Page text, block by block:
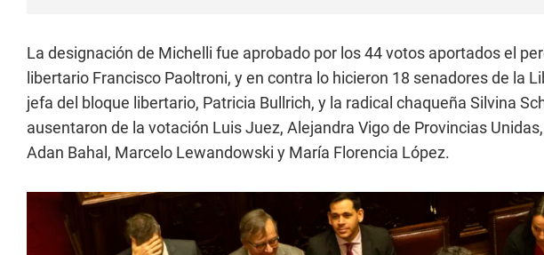
La designación de Michelli fue aprobado por los 44 votos aportados el
libertario Francisco Paoltroni, y en contra lo hicieron 18 senadores de la
jefa del bloque libertario, Patricia Bullrich, y la radical chaqueña Silvina
ausentaron de la votación Luis Juez, Alejandra Vigo de Provincias
Adan Bahal, Marcelo Lewandowski y María Florencia López.